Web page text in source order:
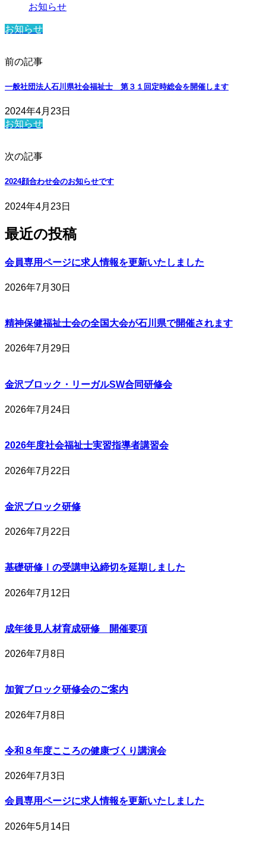
お知らせ
お知らせ
前の記事
一般社団法人石川県社会福祉士 第３１回定時総会を開催します
2024年4月23日
お知らせ
次の記事
2024顔合わせ会のお知らせです
2024年4月23日
最近の投稿
会員専用ページに求人情報を更新いたしました
2026年7月30日
精神保健福祉士会の全国大会が石川県で開催されます
2026年7月29日
金沢ブロック・リーガルSW合同研修会
2026年7月24日
2026年度社会福祉士実習指導者講習会
2026年7月22日
金沢ブロック研修
2026年7月22日
基礎研修Ⅰの受講申込締切を延期しました
2026年7月12日
成年後見人材育成研修 開催要項
2026年7月8日
加賀ブロック研修会のご案内
2026年7月8日
令和８年度こころの健康づくり講演会
2026年7月3日
会員専用ページに求人情報を更新いたしました
2026年5月14日